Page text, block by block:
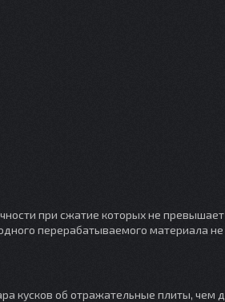
при сжатие которых не
перерабатываемого материала
кусков об отражательные плиты, чем